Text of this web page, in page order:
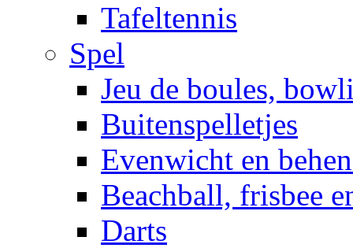
Tafeltennis
Spel
Jeu de boules,
Buitenspelletjes
Evenwicht en
Beachball, frisbee
Darts